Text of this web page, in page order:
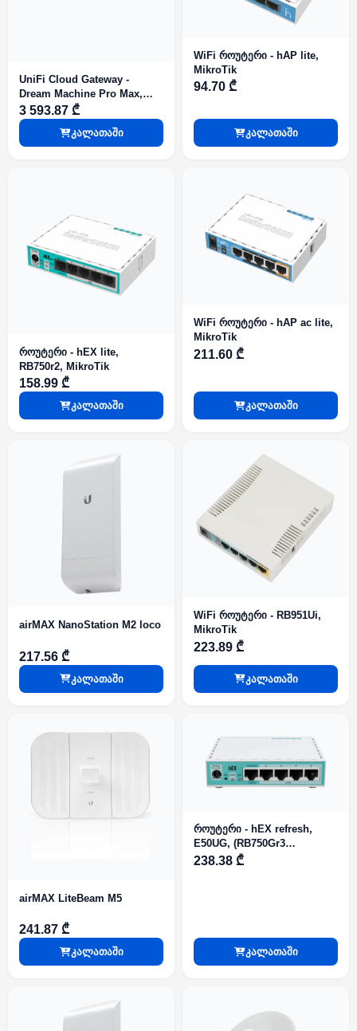
UniFi Cloud Gateway -
Dream Machine Pro Max,
Ubiquiti
3 593.87 ₾
კალათაში
WiFi როუტერი - hAP lite,
MikroTik
94.70 ₾
კალათაში
როუტერი - hEX lite,
RB750r2, MikroTik
158.99 ₾
კალათაში
WiFi როუტერი - hAP ac lite,
MikroTik
211.60 ₾
კალათაში
airMAX NanoStation M2 loco
217.56 ₾
კალათაში
WiFi როუტერი - RB951Ui,
MikroTik
223.89 ₾
კალათაში
airMAX LiteBeam M5
241.87 ₾
კალათაში
როუტერი - hEX refresh,
E50UG, (RB750Gr3
განახლებული) MikroTik
238.38 ₾
კალათაში